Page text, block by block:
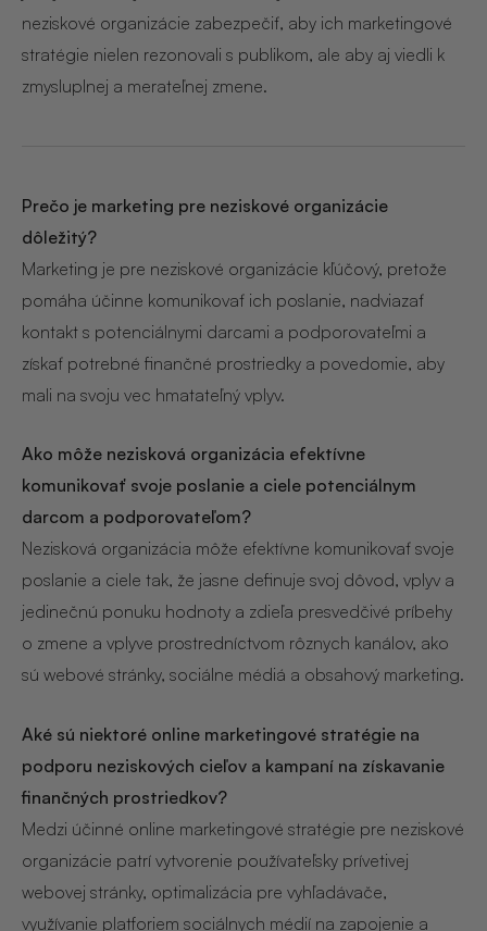
neziskové organizácie zabezpečiť, aby ich marketingové
stratégie nielen rezonovali s publikom, ale aby aj viedli k
zmysluplnej a merateľnej zmene.
Prečo je marketing pre neziskové organizácie
dôležitý?
Marketing je pre neziskové organizácie kľúčový, pretože
pomáha účinne komunikovať ich poslanie, nadviazať
kontakt s potenciálnymi darcami a podporovateľmi a
získať potrebné finančné prostriedky a povedomie, aby
mali na svoju vec hmatateľný vplyv.
Ako môže nezisková organizácia efektívne
komunikovať svoje poslanie a ciele potenciálnym
darcom a podporovateľom?
Nezisková organizácia môže efektívne komunikovať svoje
poslanie a ciele tak, že jasne definuje svoj dôvod, vplyv a
jedinečnú ponuku hodnoty a zdieľa presvedčivé príbehy
o zmene a vplyve prostredníctvom rôznych kanálov, ako
sú webové stránky, sociálne médiá a obsahový marketing.
Aké sú niektoré online marketingové stratégie na
podporu neziskových cieľov a kampaní na získavanie
finančných prostriedkov?
Medzi účinné online marketingové stratégie pre neziskové
organizácie patrí vytvorenie používateľsky prívetivej
webovej stránky, optimalizácia pre vyhľadávače,
využívanie platforiem sociálnych médií na zapojenie a